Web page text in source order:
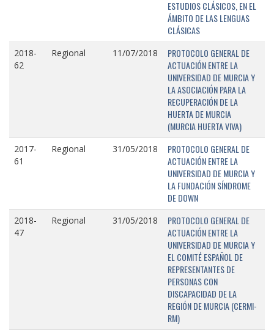
ESTUDIOS CLÁSICOS, EN EL
ÁMBITO DE LAS LENGUAS
CLÁSICAS
2018-
62
Regional 11/07/2018
PROTOCOLO GENERAL DE
ACTUACIÓN ENTRE LA
UNIVERSIDAD DE MURCIA Y
LA ASOCIACIÓN PARA LA
RECUPERACIÓN DE LA
HUERTA DE MURCIA
(MURCIA HUERTA VIVA)
2017-
61
Regional 31/05/2018
PROTOCOLO GENERAL DE
ACTUACIÓN ENTRE LA
UNIVERSIDAD DE MURCIA Y
LA FUNDACIÓN SÍNDROME
DE DOWN
2018-
47
Regional 31/05/2018
PROTOCOLO GENERAL DE
ACTUACIÓN ENTRE LA
UNIVERSIDAD DE MURCIA Y
EL COMITÉ ESPAÑOL DE
REPRESENTANTES DE
PERSONAS CON
DISCAPACIDAD DE LA
REGIÓN DE MURCIA (CERMI-
RM)